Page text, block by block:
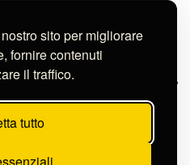
sito per migliorare
fornire contenuti
il traffico.
tutto
sito sono soggetti alle leggi sul